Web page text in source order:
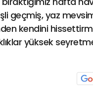
geçmiş, yaz
kendini
yüksek
21 Gölcük
02624132333